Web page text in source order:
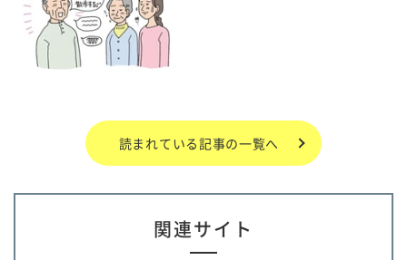
読まれている記事の一覧へ
関連サイト